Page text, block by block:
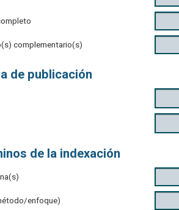
complementario(s)
de publicación
de la indexación
enfoque)